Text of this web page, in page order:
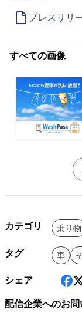
プレスリリ
すべての画像
カテゴリ 乗り物
タグ 車
シェア
配信企業へのお問